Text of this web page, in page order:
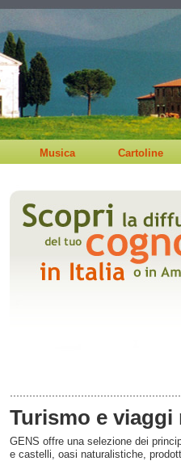
Musica Cartoline
Turismo e
GENS offre una selezione dei
e castelli, oasi naturalistiche,